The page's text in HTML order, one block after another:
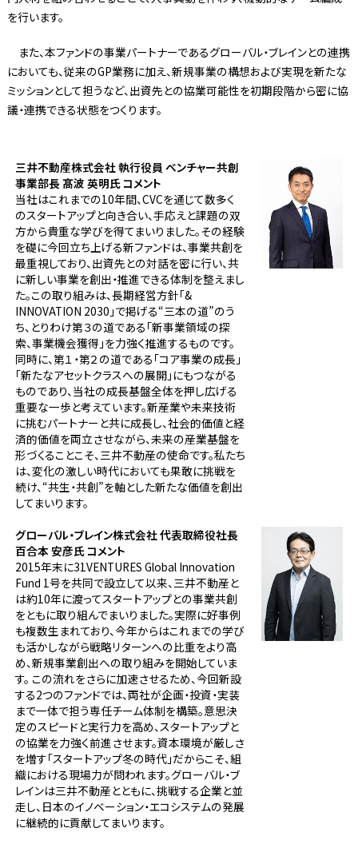
を行います。
また、本ファンドの事業パートナーであるグローバル・ブレインとの連携
においても、従来のGP業務に加え、新規事業の構想および実現を新たな
ミッションとして担うなど、出資先との協業可能性を初期段階から密に協
議・連携できる状態をつくります。
三井不動産株式会社 執行役員 ベンチャー共創
事業部長 髙波 英明氏 コメント
当社はこれまでの10年間、CVCを通じて数多く
のスタートアップと向き合い、手応えと課題の双
方から貴重な学びを得てまいりました。その経験
を礎に今回立ち上げる新ファンドは、事業共創を
最重視しており、出資先との対話を密に行い、共
に新しい事業を創出・推進できる体制を整えまし
た。この取り組みは、長期経営方針「&
INNOVATION 2030」で掲げる“三本の道”のう
ち、とりわけ第３の道である「新事業領域の探
索、事業機会獲得」を力強く推進するものです。
同時に、第１・第２の道である「コア事業の成長」
「新たなアセットクラスへの展開」にもつながる
ものであり、当社の成長基盤全体を押し広げる
重要な一歩と考えています。新産業や未来技術
に挑むパートナーと共に成長し、社会的価値と経
済的価値を両立させながら、未来の産業基盤を
形づくることこそ、三井不動産の使命です。私たち
は、変化の激しい時代においても果敢に挑戦を
続け、“共生・共創”を軸とした新たな価値を創出
してまいります。
グローバル・ブレイン株式会社 代表取締役社長
百合本 安彦氏 コメント
2015年末に31VENTURES Global Innovation
Fund 1号を共同で設立して以来、三井不動産と
は約10年に渡ってスタートアップとの事業共創
をともに取り組んでまいりました。実際に好事例
も複数生まれており、今年からはこれまでの学び
も活かしながら戦略リターンへの比重をより高
め、新規事業創出への取り組みを開始していま
す。 この流れをさらに加速させるため、今回新設
する2つのファンドでは、両社が企画・投資・実装
まで一体で担う専任チーム体制を構築。意思決
定のスピードと実行力を高め、スタートアップと
の協業を力強く前進させます。資本環境が厳しさ
を増す「スタートアップ冬の時代」だからこそ、組
織における現場力が問われます。グローバル・ブ
レインは三井不動産とともに、挑戦する企業と並
走し、日本のイノベーション・エコシステムの発展
に継続的に貢献してまいります。